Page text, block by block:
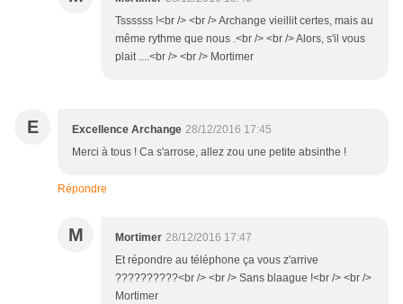
Tssssss !<br /> <br /> Archange vieillit certes, mais au
même rythme que nous .<br /> <br /> Alors, s'il vous
plait ....<br /> <br /> Mortimer
E Excellence Archange 28/12/2016 17:45
Merci à tous ! Ca s'arrose, allez zou une petite absinthe !
Répondre
M Mortimer 28/12/2016 17:47
Et répondre au téléphone ça vous z'arrive
??????????<br /> <br /> Sans blaague !<br /> <br />
Mortimer